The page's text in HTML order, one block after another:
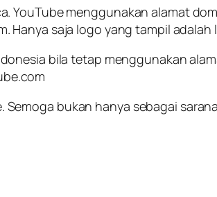
YouTube menggunakan alamat
Hanya saja logo yang tampil
bila tetap menggunakan
Semoga bukan hanya sebagai